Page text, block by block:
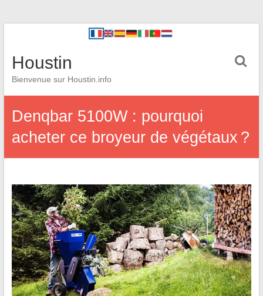
Houstin
Bienvenue sur Houstin.info
Denqbar 5100W : pourquoi
acheter ce broyeur de végétaux ?